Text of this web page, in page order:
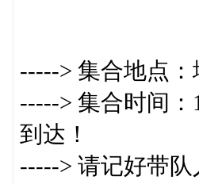
-----> 集合地点
-----> 集合时间
到达！
-----> 请记好带